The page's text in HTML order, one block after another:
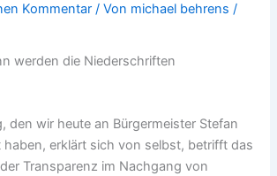
Kommentar / Von michael behrens/
werden die Niederschriften
den wir heute an Bürgermeister Stefan
haben, erklärt sich von selbst, betrifft das
Transparenz im Nachgang von